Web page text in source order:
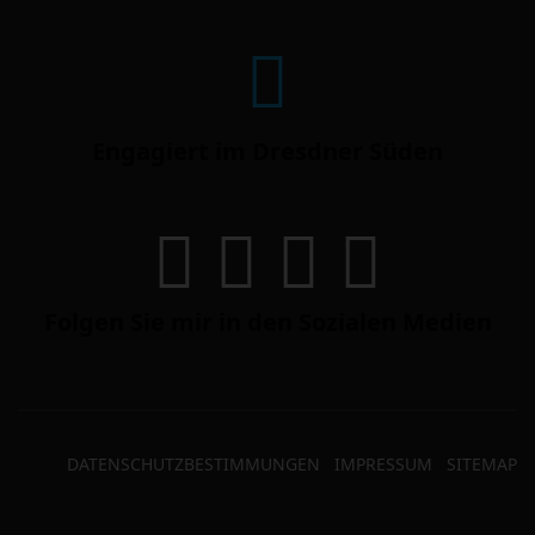
DATENSCHUTZBESTIMMUNGEN IMPRESSUM SITEMAP